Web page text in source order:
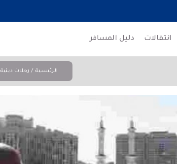
انتقالات دليل المسافر
الرئيسية رحلات دينية